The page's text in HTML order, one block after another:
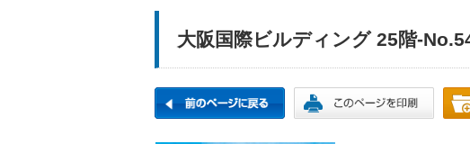
大阪国際ビルディング 25階-